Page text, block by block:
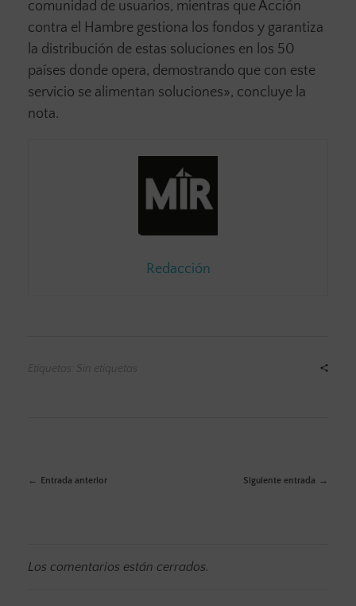
comunidad de usuarios, mientras que Acción
contra el Hambre gestiona los fondos y garantiza
la distribución de estas soluciones en los 50
países donde opera, demostrando que con este
servicio se alimentan soluciones», concluye la
nota.
Redacción
Etiquetas: Sin etiquetas
Entrada anterior Siguiente entrada
Los comentarios están cerrados.